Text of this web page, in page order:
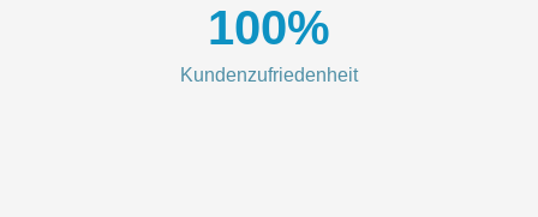
Kundenzufriedenheit
100%